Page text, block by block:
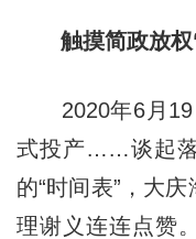
触摸简政放权
2020年6月19
式投产……谈起落
的“时间表”，大
理谢义连连点赞